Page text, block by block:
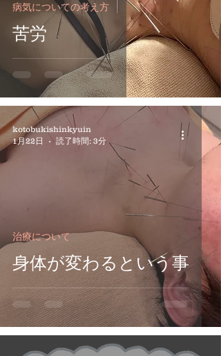
苦労
病気についての考え方
身体が変わるという事
治療について
kotobukishinkyuin
1月22日
読了時間: 3分